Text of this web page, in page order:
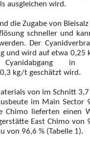
ausgleichen wird.
die Zugabe von
schneller und
Der
und wird auf etwa 0,25
in
kg/t geschätzt wird.
von im Schnitt
im Main Sector
Chimo lieferten einen
East Chimo von
von 96,6 % (Tabelle 1).